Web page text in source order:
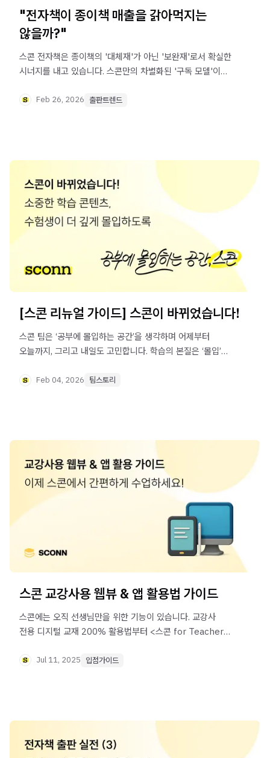
"전자책이 종이책 매출을 갉아먹지는
않을까?"
스콘 전자책은 종이책의 '대체재'가 아닌 '보완재'로서 확실한
시너지를 내고 있습니다. 스콘만의 차별화된 '구독 모델'이
점유하는 전략이 되는지, 실제 데이터를 통해 확인해 보세요!
Feb 26, 2026 출판트렌드
[스콘 리뉴얼 가이드] 스콘이 바뀌었습니다!
스콘 팀은 ‘공부에 몰입하는 공간’을 생각하며 어제부터
오늘까지, 그리고 내일도 고민합니다. 학습의 본질은 ‘몰입’에
학습자에게 가장 선명하고 깊이 있게 닿을 수 있도록
Feb 04, 2026 팀스토리
스콘 교강사용 웹뷰 & 앱 활용법 가이드
스콘에는 오직 선생님만을 위한 기능이 있습니다. 교강사
전용 디지털 교재 200% 활용법부터 <스콘 for Teacher>
드릴게요.Jul 11, 2025 입점가이드